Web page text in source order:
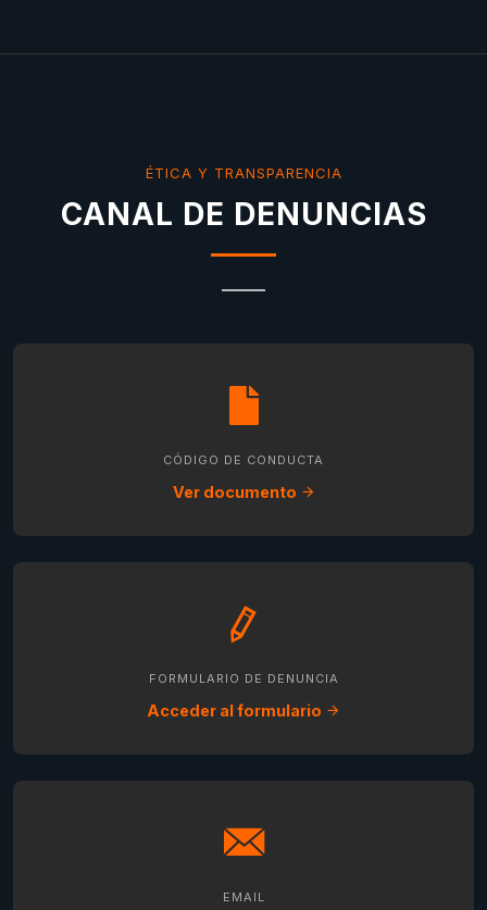
ÉTICA Y TRANSPARENCIA
CANAL DE DENUNCIAS
CÓDIGO DE CONDUCTA
Ver documento
FORMULARIO DE DENUNCIA
Acceder al formulario
EMAIL